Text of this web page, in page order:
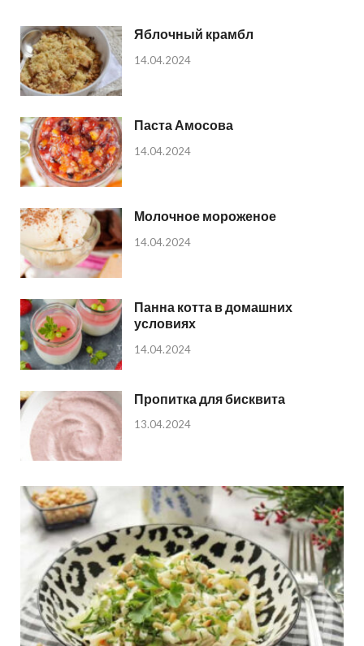
Яблочный крамбл
14.04.2024
Паста Амосова
14.04.2024
Молочное мороженое
14.04.2024
Панна котта в домашних
условиях
14.04.2024
Пропитка для бисквита
13.04.2024